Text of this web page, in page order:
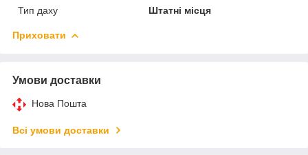
Тип даху
Штатні місця
Приховати
Умови доставки
Нова Пошта
Всі умови доставки